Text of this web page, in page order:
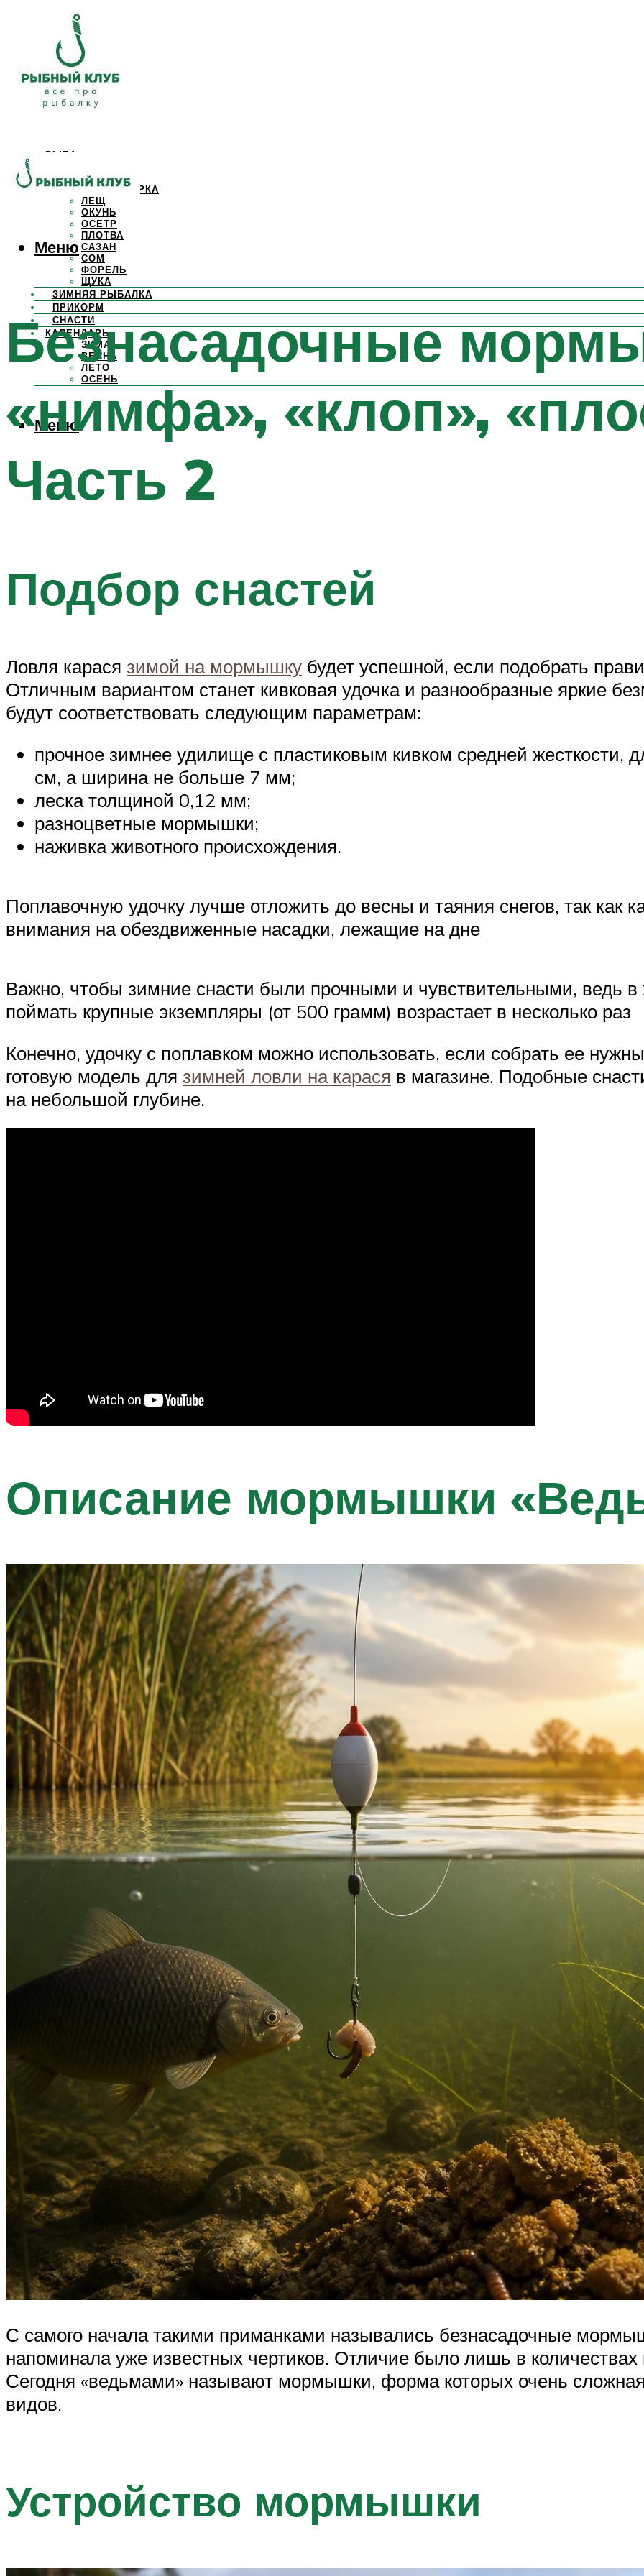
РЫБА
КАРП
КРАСНОПЕРКА
ЛЕЩ
ОКУНЬ
ОСЕТР
ПЛОТВА
САЗАН
СОМ
ФОРЕЛЬ
ЩУКА
ЗИМНЯЯ РЫБАЛКА
ПРИКОРМ
СНАСТИ
КАЛЕНДАРЬ
ЗИМА
ВЕСНА
ЛЕТО
ОСЕНЬ
Меню
Меню
Безнасадочные
«нимфа», «клоп»,
Часть 2
Подбор снастей
Ловля карася зимой на мормышку будет успешной, если подобрать
Отличным вариантом станет кивковая удочка и разнообразные яркие
будут соответствовать следующим параметрам:
прочное зимнее удилище с пластиковым кивком средней жесткости,
см, а ширина не больше 7 мм;
леска толщиной 0,12 мм;
разноцветные мормышки;
наживка животного происхождения.
Поплавочную удочку лучше отложить до весны и таяния снегов, так как
внимания на обездвиженные насадки, лежащие на дне
Важно, чтобы зимние снасти были прочными и чувствительными, ведь в
поймать крупные экземпляры (от 500 грамм) возрастает в несколько раз
Конечно, удочку с поплавком можно использовать, если собрать ее
готовую модель для зимней ловли на карася в магазине. Подобные
на небольшой глубине.
Описание мормышки
С самого начала такими приманками назывались безнасадочные
напоминала уже известных чертиков. Отличие было лишь в
Сегодня «ведьмами» называют мормышки, форма которых очень
видов.
Устройство мормышки